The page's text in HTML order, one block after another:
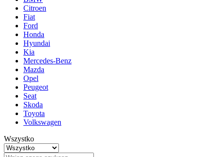
Citroen
Fiat
Ford
Honda
Hyundai
Kia
Mercedes-Benz
Mazda
Opel
Peugeot
Seat
Skoda
Toyota
Volkswagen
Wszystko